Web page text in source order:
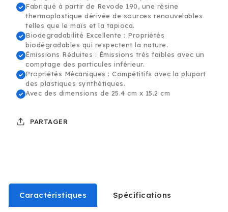
Fabriqué à partir de Revode 190, une résine
thermoplastique dérivée de sources renouvelables
telles que le maïs et la tapioca.
Biodegradabilité Excellente : Propriétés
biodégradables qui respectent la nature.
Émissions Réduites : Émissions très faibles avec un
comptage des particules inférieur.
Propriétés Mécaniques : Compétitifs avec la plupart
des plastiques synthétiques.
Avec des dimensions de 25.4 cm x 15.2 cm
PARTAGER
Caractéristiques Spécifications